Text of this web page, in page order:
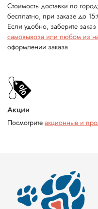
Стоимость доставки по
бесплатно, при заказе до
Если удобно, заберите заказ
самовывоза или любом из
оформлении заказа
Акции
Посмотрите акционные и